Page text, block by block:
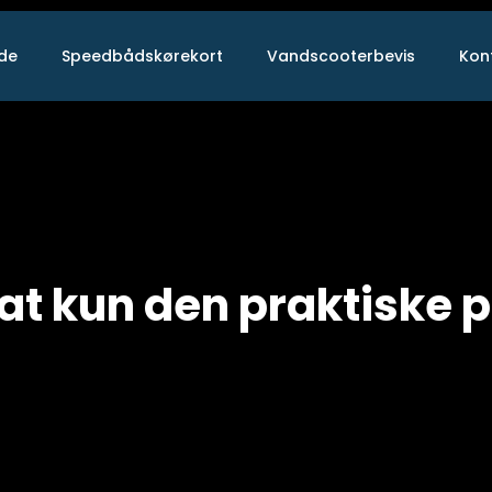
Speedbådskørekort Vandscooterbevis
kun den praktiske